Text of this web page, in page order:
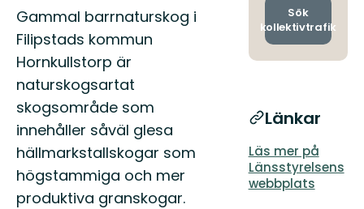
Beskrivning
Gammal barrnaturskog i
Filipstads kommun
Hornkullstorp är
naturskogsartat
skogsområde som
innehåller såväl glesa
hällmarkstallskogar som
högstammiga och mer
produktiva granskogar.
Sök
kollektivtrafik
Länkar
Läs mer på
Länsstyrelsens
webbplats